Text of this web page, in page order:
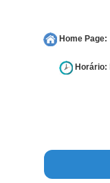
Home Page:
Horário: